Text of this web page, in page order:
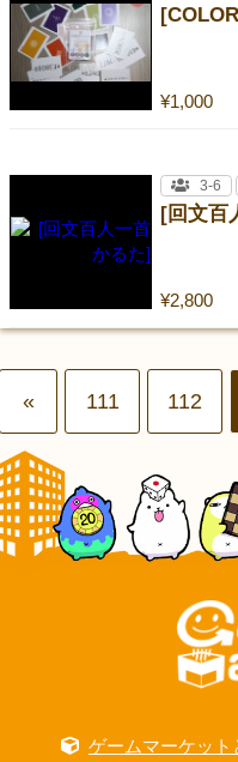
¥1,000
[回文百
¥2,800
3-6
« 111 112
ゲームマーケット